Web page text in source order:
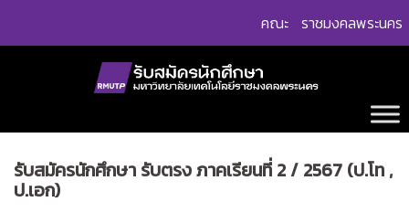
คณะ ราชมงคลพระนคร
รับสมัครนักศึกษา รับตรง ภาคเรียนที่ 2 / 2567 (ป.โท ,
ป.เอก)